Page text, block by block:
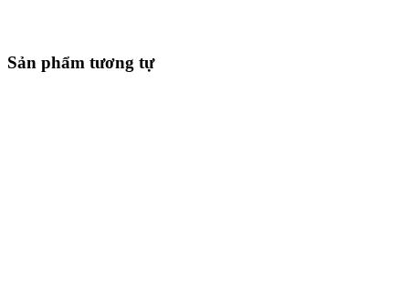
Sản phẩm tương tự